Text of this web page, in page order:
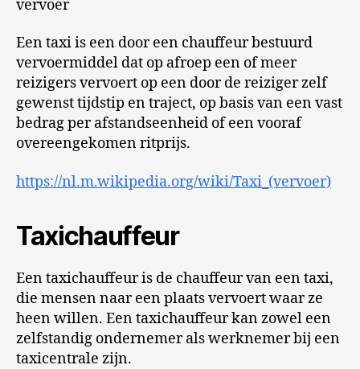
vervoer
Een taxi is een door een chauffeur bestuurd
vervoermiddel dat op afroep een of meer
reizigers vervoert op een door de reiziger zelf
gewenst tijdstip en traject, op basis van een vast
bedrag per afstandseenheid of een vooraf
overeengekomen ritprijs.
https://nl.m.wikipedia.org/wiki/Taxi_(vervoer)
Taxichauffeur
Een taxichauffeur is de chauffeur van een taxi,
die mensen naar een plaats vervoert waar ze
heen willen. Een taxichauffeur kan zowel een
zelfstandig ondernemer als werknemer bij een
taxicentrale zijn.